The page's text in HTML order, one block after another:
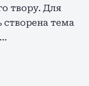
твору. Для
створена тема